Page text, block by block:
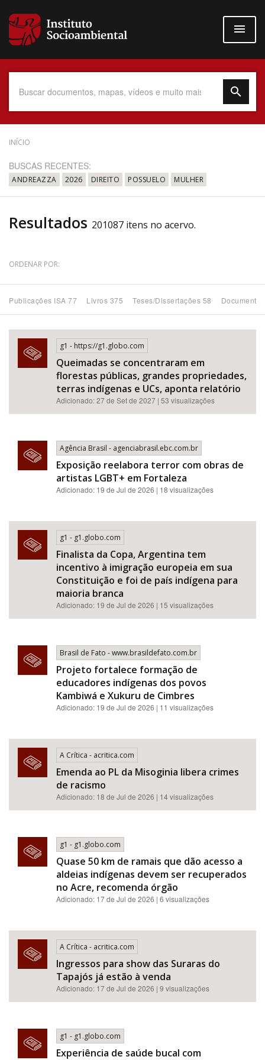
para
conteúdo
Data do Documento
Até
Povo Indígena
Subtema
Área de Levantamento
Área Protegida
BUSCAR
INÍCIO
BUSCAS RECENTES:
ANDREAZZA 2026 DIREITO POSSUELO MULHER
Resultados 201087 itens no acervo.
ORDENAR POR:
Publicações ISA 77 Livros 375 Teses/Dissertações 58
g1 - https://g1.globo.com
Queimadas se concentraram em
florestas públicas, grandes propriedades,
terras indígenas e UCs, aponta relatório
Adicionado: 27 de Set de 2027 | 53 visualizações
Agência Brasil - agenciabrasil.ebc.com.br
Exposição reelabora terror com obras de
artistas LGBT+ em Fortaleza
Adicionado: 19 de Jul de 2026 | 18 visualizações
g1 - g1.globo.com
Finalista da Copa, Argentina tem
incentivo à imigração europeia em sua
Constituição e foi de país indígena para
maioria branca
Adicionado: 19 de Jul de 2026 | 15 visualizações
Brasil de Fato - www.brasildefato.com.br
Projeto fortalece formação de
educadores indígenas dos povos
Kambiwá e Xukuru de Cimbres
Adicionado: 19 de Jul de 2026 | 11 visualizações
A Crítica - acritica.com
Emenda ao PL da Misoginia libera crimes
de racismo​​​​​​​​​​​​​​​​​​​​​​​​​​​​​​​​​​​​​​​​​​
Adicionado: 18 de Jul de 2026 | 14 visualizações
g1 - g1.globo.com
Quase 50 km de ramais que dão acesso a
aldeias indígenas devem ser recuperados
no Acre, recomenda órgão
Adicionado: 17 de Jul de 2026 | 6 visualizações
A Crítica - acritica.com
Ingressos para show das Suraras do
Tapajós já estão à venda
Adicionado: 17 de Jul de 2026 | 9 visualizações
g1 - g1.globo.com
Experiência de saúde bucal com